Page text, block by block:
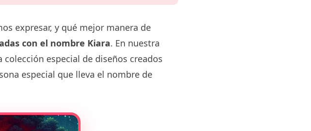
expresar, y qué mejor manera de
con el nombre Kiara. En nuestra
colección especial de diseños creados
especial que lleva el nombre de